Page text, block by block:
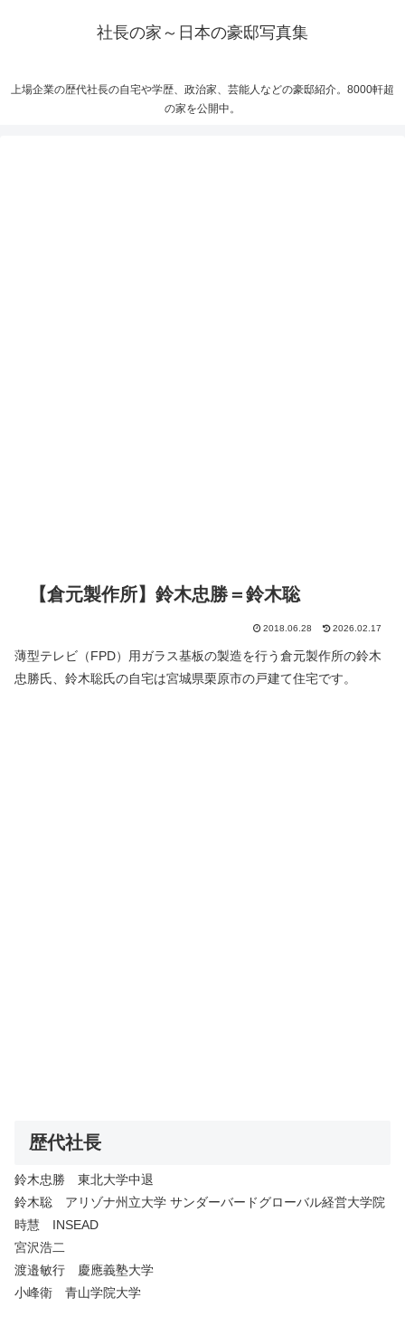
社長の家～日本の豪邸写真集
上場企業の歴代社長の自宅や学歴、政治家、芸能人などの豪邸紹介。8000軒超
の家を公開中。
【倉元製作所】鈴木忠勝＝鈴木聡
2018.06.28 2026.02.17
薄型テレビ（FPD）用ガラス基板の製造を行う倉元製作所の鈴木
忠勝氏、鈴木聡氏の自宅は宮城県栗原市の戸建て住宅です。
歴代社長
鈴木忠勝 東北大学中退
鈴木聡 アリゾナ州立大学 サンダーバードグローバル経営大学院
時慧 INSEAD
宮沢浩二
渡邉敏行 慶應義塾大学
小峰衛 青山学院大学